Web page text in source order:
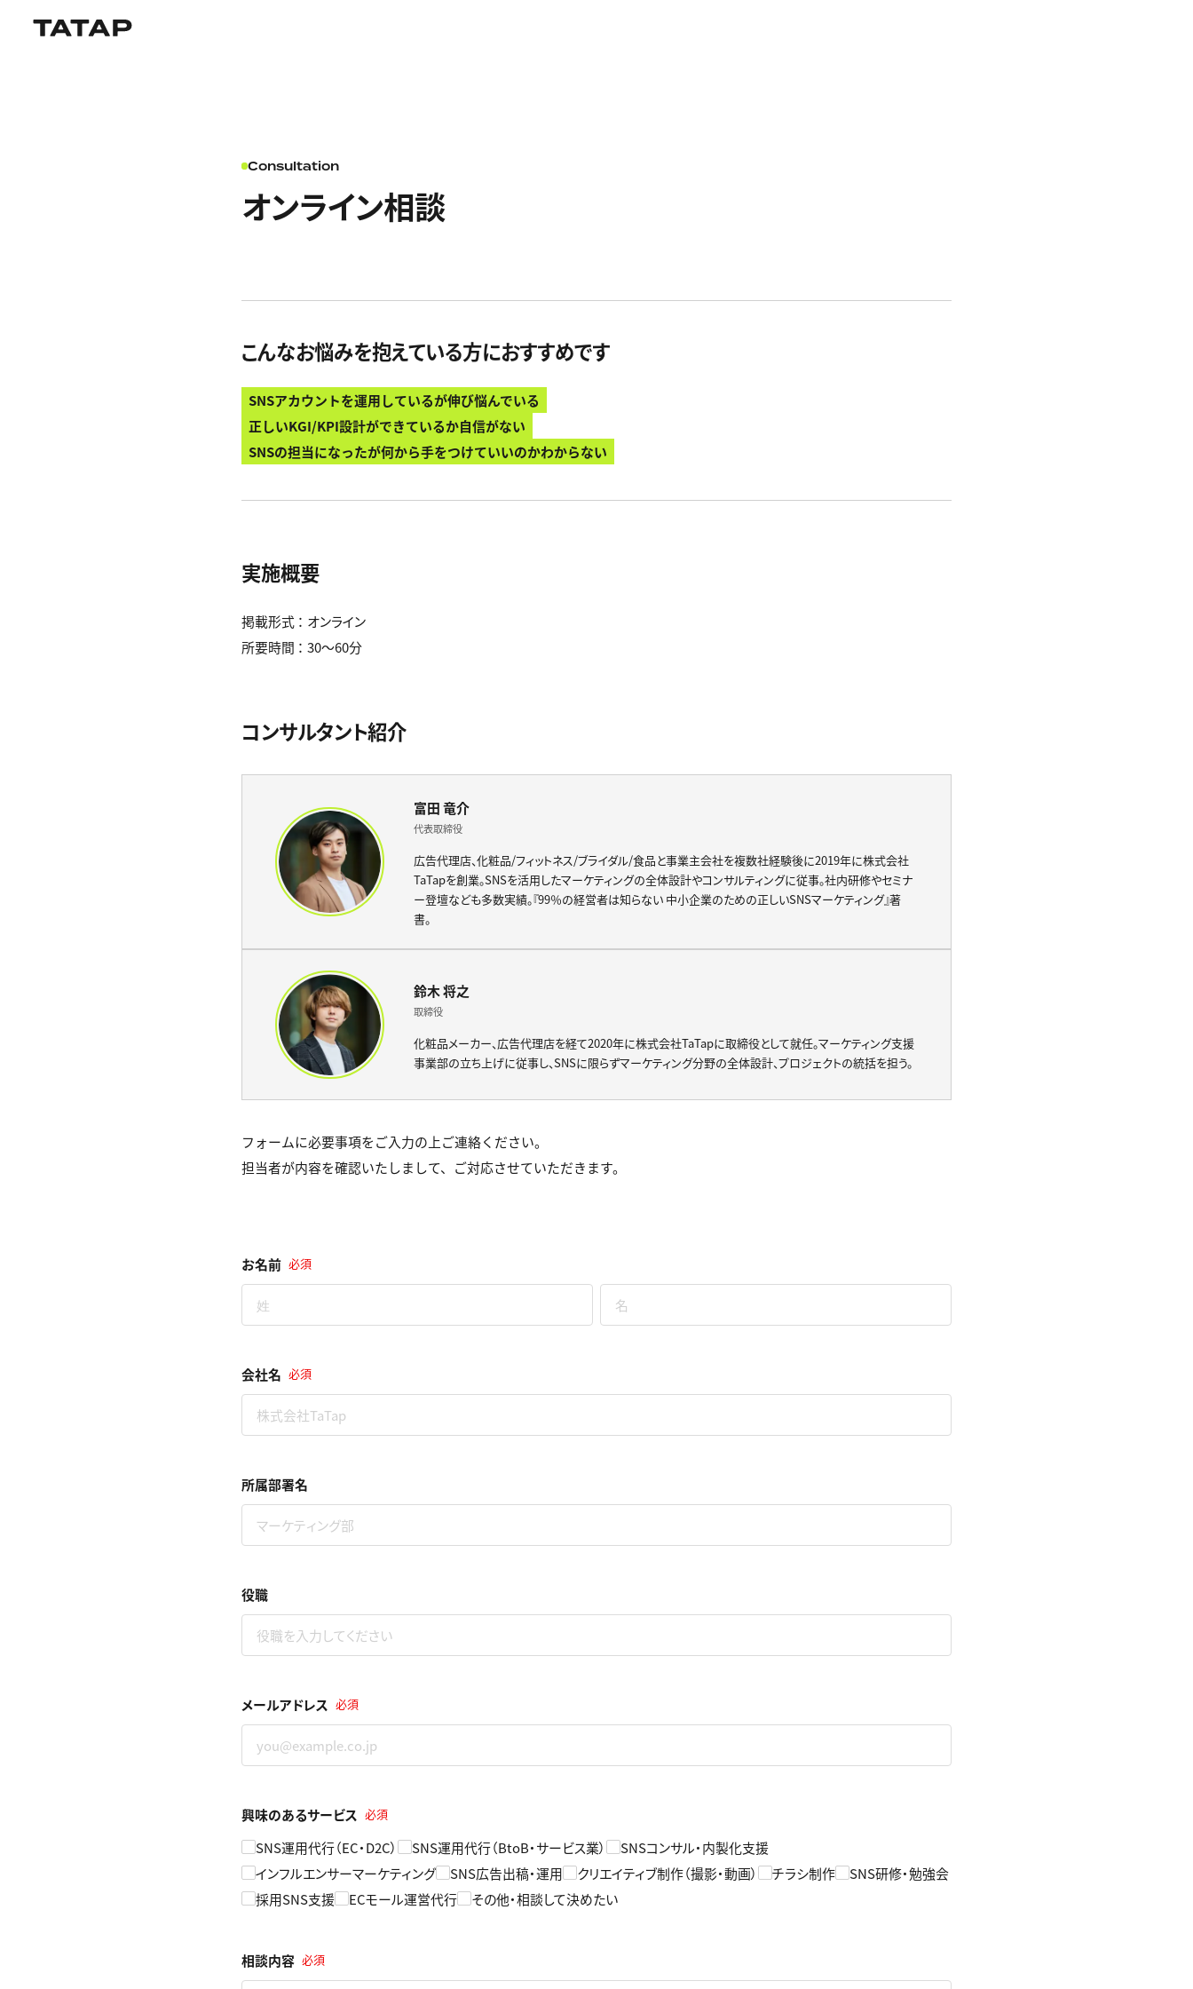
Consultation
オンライン相談
こんなお悩みを抱えている方におすすめです
SNSアカウントを運用しているが伸び悩んでいる
正しいKGI/KPI設計ができているか自信がない
SNSの担当になったが何から手をつけていいのかわからない
実施概要
掲載形式 ： オンライン
所要時間 ： 30〜60分
コンサルタント紹介
富田 竜介
代表取締役
広告代理店、化粧品/フィットネス/ブライダル/食品と事業主会社を複数社経験後に2019年に株式会社
TaTapを創業。SNSを活用したマーケティングの全体設計やコンサルティングに従事。社内研修やセミナ
ー登壇なども多数実績。『99％の経営者は知らない 中小企業のための正しいSNSマーケティング』著
書。
鈴木 将之
取締役
化粧品メーカー、広告代理店を経て2020年に株式会社TaTapに取締役として就任。マーケティング支援
事業部の立ち上げに従事し、SNSに限らずマーケティング分野の全体設計、プロジェクトの統括を担う。
フォームに必要事項をご入力の上ご連絡ください。
担当者が内容を確認いたしまして、ご対応させていただきます。
お名前 必須
会社名 必須
所属部署名
役職
メールアドレス 必須
興味のあるサービス 必須
SNS運用代行（EC・D2C） SNS運用代行（BtoB・サービス業）
SNSコンサル・内製化支援
インフルエンサーマーケティング
SNS広告出稿・運用 クリエイティブ制作（撮影・動画） チラシ制作
SNS研修・勉強会
採用SNS支援
ECモール運営代行 その他・相談して決めたい
相談内容 必須